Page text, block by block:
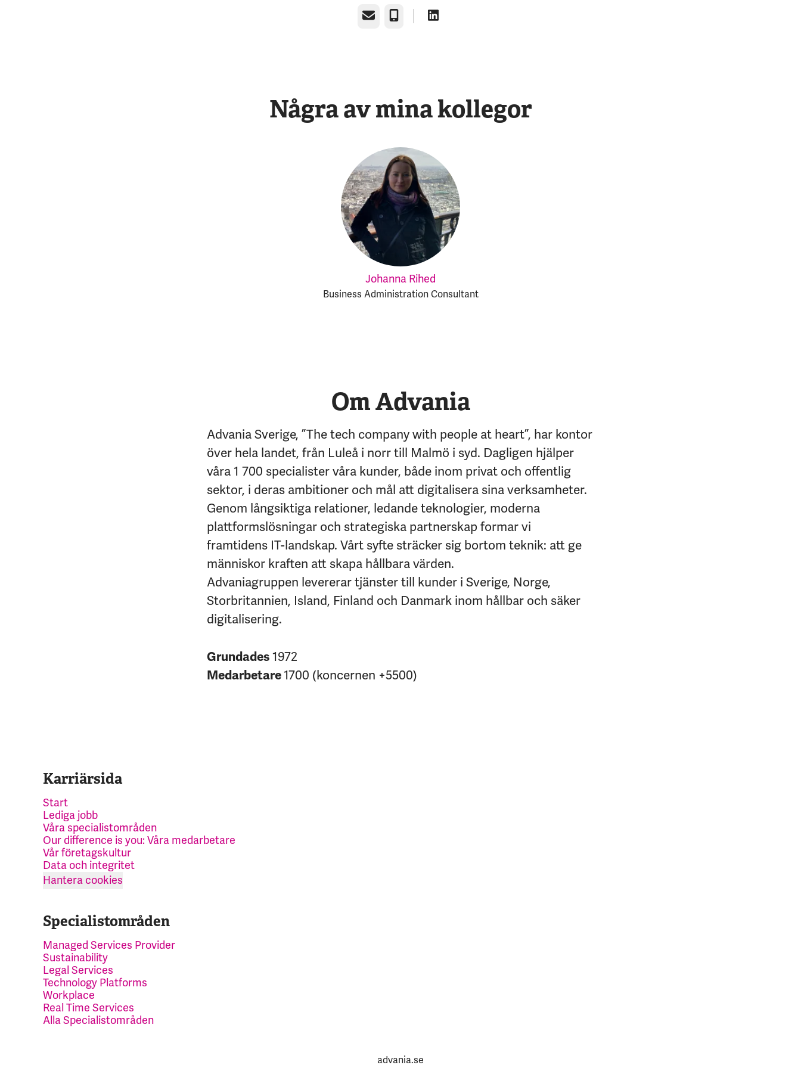
E-post Telefon
Några av mina kollegor
Johanna Rihed
Business Administration Consultant
Om Advania
Advania Sverige, ”The tech company with people at heart”, har kontor
över hela landet, från Luleå i norr till Malmö i syd. Dagligen hjälper
våra 1 700 specialister våra kunder, både inom privat och offentlig
sektor, i deras ambitioner och mål att digitalisera sina verksamheter.
Genom långsiktiga relationer, ledande teknologier, moderna
plattformslösningar och strategiska partnerskap formar vi
framtidens IT-landskap. Vårt syfte sträcker sig bortom teknik: att ge
människor kraften att skapa hållbara värden.
Advaniagruppen levererar tjänster till kunder i Sverige, Norge,
Storbritannien, Island, Finland och Danmark inom hållbar och säker
digitalisering.
Grundades1972
Medarbetare1700 (koncernen +5500)
Karriärsida
Start
Lediga jobb
Våra specialistområden
Our difference is you: Våra medarbetare
Vår företagskultur
Data och integritet
Hantera cookies
Specialistområden
Managed Services Provider
Sustainability
Legal Services
Technology Platforms
Workplace
Real Time Services
Alla Specialistområden
advania.se